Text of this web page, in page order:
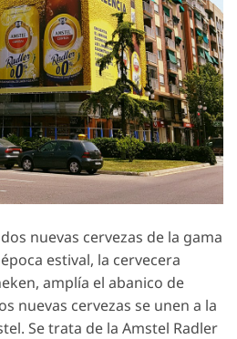
nuevas cervezas de la gama
estival, la cervecera
amplía el abanico de
nuevas cervezas se unen a la
Se trata de la Amstel Radler